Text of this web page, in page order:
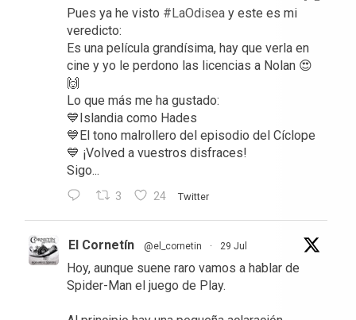
Pues ya he visto #LaOdisea y este es mi
veredicto:
Es una película grandísima, hay que verla en
cine y yo le perdono las licencias a Nolan 😍
🙌
Lo que más me ha gustado:
💙Islandia como Hades
💙El tono malrollero del episodio del Cíclope
💙 ¡Volved a vuestros disfraces!
Sigo...
3 24 Twitter
El Cornetín @el_cornetin · 29 Jul
Hoy, aunque suene raro vamos a hablar de
Spider-Man el juego de Play.